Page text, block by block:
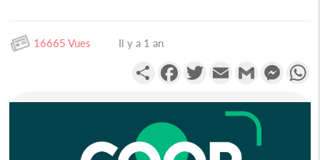
16665 Vues Il y a 1 an
PartagerFacebookTwitterEmail Gmail